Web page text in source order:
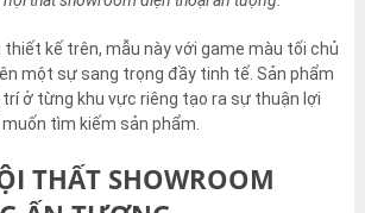
thiết kế trên, mẫu này với game màu tối chủ
một sự sang trọng đầy tinh tế. Sản phẩm
ở từng khu vực riêng tạo ra sự thuận lợi
tìm kiếm sản phẩm.
THẤT SHOWROOM